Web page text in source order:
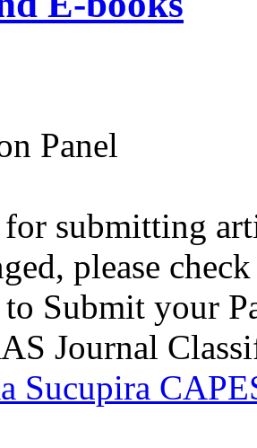
Panel
for submitting
please
Submit your
Journal
Sucupira